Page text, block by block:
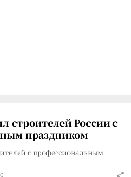
строителей России с
праздником
с профессиональным
0